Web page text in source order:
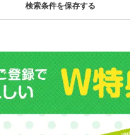
検索条件を保存する